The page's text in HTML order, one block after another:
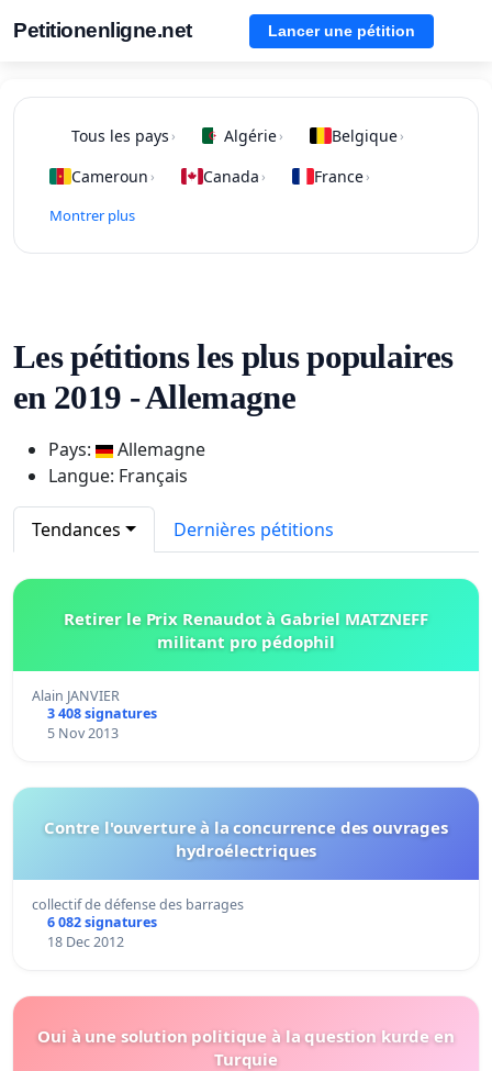
Petitionenligne.net Lancer une pétition
Tous les pays › Algérie› Belgique›
Cameroun › Canada › France›
Montrer plus
Les pétitions les plus populaires
en 2019 - Allemagne
Pays:
Allemagne
Langue: Français
Tendances Dernières pétitions
Retirer le Prix Renaudot à Gabriel MATZNEFF
militant pro pédophil
Alain JANVIER
3 408 signatures
5 Nov 2013
Contre l'ouverture à la concurrence des ouvrages
hydroélectriques
collectif de défense des barrages
6 082 signatures
18 Dec 2012
Oui à une solution politique à la question kurde en
Turquie